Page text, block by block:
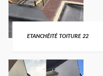
ETANCHÉITÉ TOITURE 22